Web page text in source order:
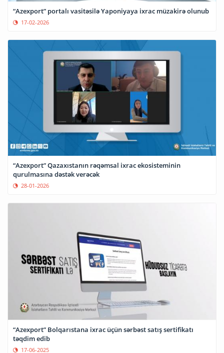
“Azexport” portalı vasitəsilə Yaponiyaya ixrac müzakirə olunub
17-02-2026
“Azexport” Qazaxıstanın rəqəmsal ixrac ekosisteminin
qurulmasına dəstək verəcək
28-01-2026
“Azexport” Bolqarıstana ixrac üçün sərbəst satış sertifikatı
təqdim edib
17-06-2025